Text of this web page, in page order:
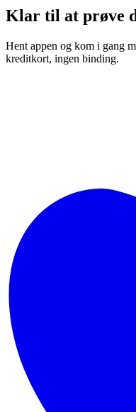
Klar til at prøve
Hent appen og kom i gang
kreditkort, ingen binding.